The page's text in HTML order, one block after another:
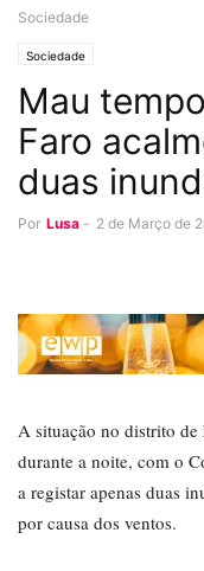
Sociedade
Sociedade
Mau
Faro
duas
Por Lusa - 2 de Março de
A situação no distrito de
durante a noite, com o
a registar apenas duas
por causa dos ventos.